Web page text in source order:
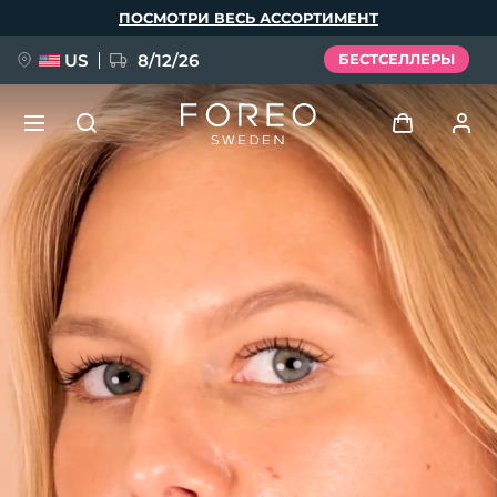
ПОСМОТРИ ВЕСЬ АССОРТИМЕНТ
US 8/12/26 БЕСТСЕЛЛЕРЫ
Войти
Профиль пользователя
Мои приборы
Мои заказы
Мои адреса
Мои подписки
НОВИНКА
FAQ™ Pure Beauty-Tech Elixir
BREAKING NEWS
issa™ Teeth Whitening Set
Язык
English Deutsch
Español
Français
Italiano
Português
Polski
Svenska
Русский
Türkçe
繁體中文